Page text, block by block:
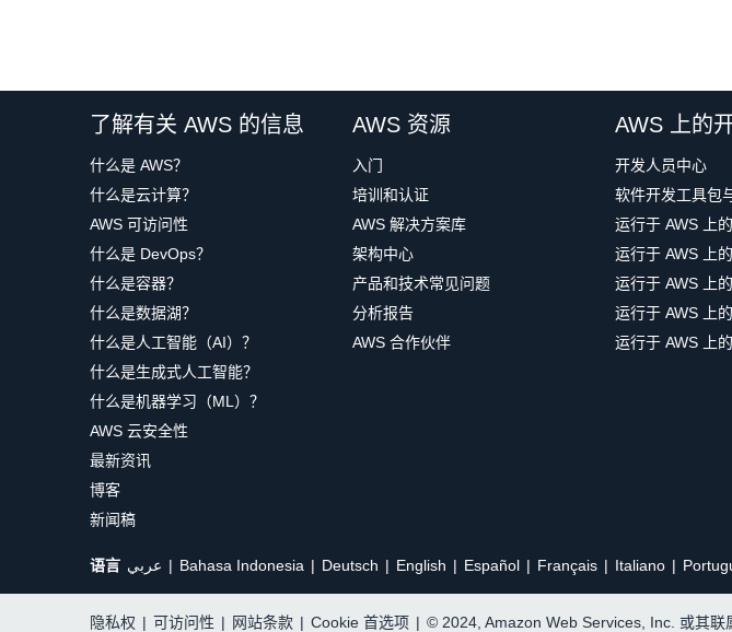
了解有关 AWS 的信息
什么是 AWS？
什么是云计算？
AWS 可访问性
什么是 DevOps？
什么是容器？
什么是数据湖？
什么是人工智能（AI）？
什么是生成式人工智能？
什么是机器学习（ML）？
AWS 云安全性
最新资讯
博客
新闻稿
AWS 资源
入门
培训和认证
AWS 解决方案库
架构中心
产品和技术常见问题
分析报告
AWS 合作伙伴
AWS 上的
开发人员中心
软件开发工具包
运行于 AWS 上
运行于 AWS 上
运行于 AWS 上
运行于 AWS 上
运行于 AWS 上
语言 عربي Bahasa Indonesia Deutsch English Español Français Italiano
隐私权 | 可访问性 | 网站条款 | Cookie 首选项 | © 2024, Amazon Web Services, Inc. 或其联